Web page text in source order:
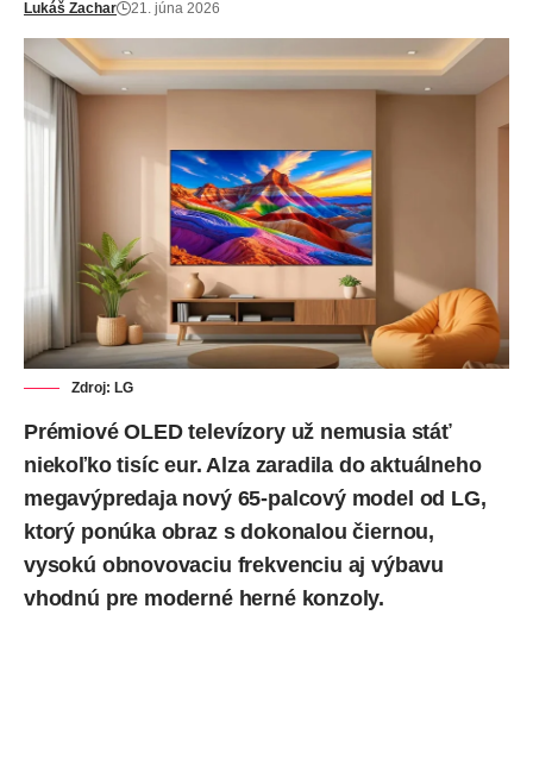
Lukáš Zachar 21. júna 2026
Zdroj: LG
Prémiové OLED televízory už nemusia stáť
niekoľko tisíc eur. Alza zaradila do aktuálneho
megavýpredaja nový 65-palcový model od LG,
ktorý ponúka obraz s dokonalou čiernou,
vysokú obnovovaciu frekvenciu aj výbavu
vhodnú pre moderné herné konzoly.